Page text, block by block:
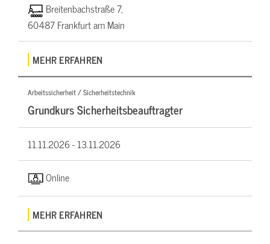
Breitenbachstraße 7,
60487 Frankfurt am Main
MEHR ERFAHREN
Arbeitssicherheit / Sicherheitstechnik
Grundkurs Sicherheitsbeauftragter
11.11.2026 -13.11.2026
Online
MEHR ERFAHREN